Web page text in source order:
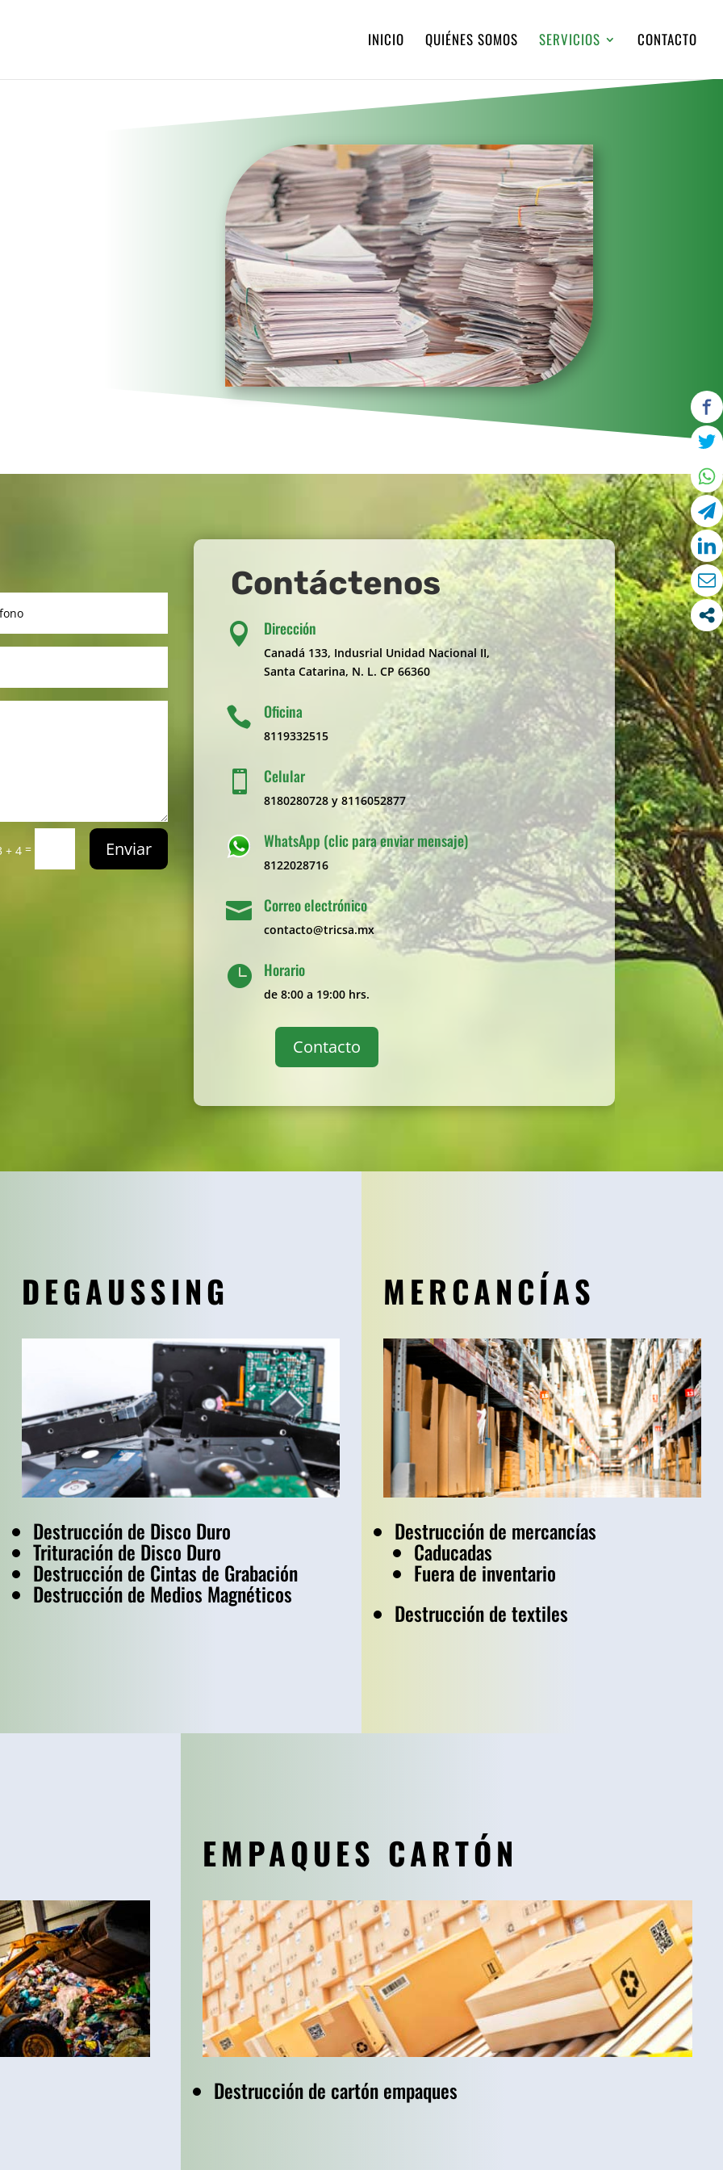
INICIO QUIÉNES SOMOS SERVICIOS CONTACTO
+ 4= Enviar
Contáctenos
 Dirección
Canadá 133, Indusrial Unidad Nacional II,
Santa Catarina, N. L. CP 66360
 Oficina
8119332515
 Celular
8180280728 y 8116052877
WhatsApp (clic para enviar mensaje)
8122028716
 Correo electrónico
contacto@tricsa.mx
 Horario
de 8:00 a 19:00 hrs.
Contacto
DEGAUSSING
Destrucción de Disco Duro
Trituración de Disco Duro
Destrucción de Cintas de Grabación
Destrucción de Medios Magnéticos
MERCANCÍAS
Destrucción de mercancías
Caducadas
Fuera de inventario
Destrucción de textiles
EMPAQUES CARTÓN
Destrucción de cartón empaques